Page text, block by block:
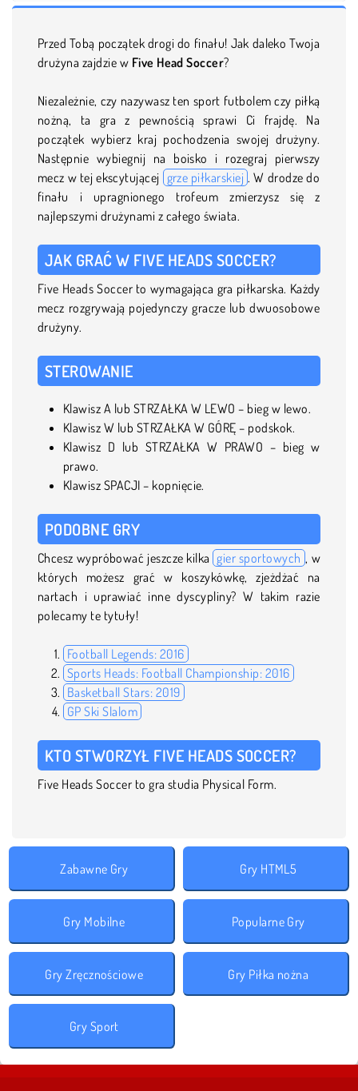
Przed Tobą początek drogi do finału! Jak daleko Twoja
drużyna zajdzie w Five Head Soccer?
Niezależnie, czy nazywasz ten sport futbolem czy piłką
nożną, ta gra z pewnością sprawi Ci frajdę. Na
początek wybierz kraj pochodzenia swojej drużyny.
Następnie wybiegnij na boisko i rozegraj pierwszy
mecz w tej ekscytującej grze piłkarskiej . W drodze do
finału i upragnionego trofeum zmierzysz się z
najlepszymi drużynami z całego świata.
JAK GRAĆ W FIVE HEADS SOCCER?
Five Heads Soccer to wymagająca gra piłkarska. Każdy
mecz rozgrywają pojedynczy gracze lub dwuosobowe
drużyny.
STEROWANIE
Klawisz A lub STRZAŁKA W LEWO – bieg w lewo.
Klawisz W lub STRZAŁKA W GÓRĘ – podskok.
Klawisz D lub STRZAŁKA W PRAWO – bieg w
prawo.
Klawisz SPACJI – kopnięcie.
PODOBNE GRY
Chcesz wypróbować jeszcze kilka gier sportowych , w
których możesz grać w koszykówkę, zjeżdżać na
nartach i uprawiać inne dyscypliny? W takim razie
polecamy te tytuły!
Football Legends: 2016
Sports Heads: Football Championship: 2016
Basketball Stars: 2019
GP Ski Slalom
KTO STWORZYŁ FIVE HEADS SOCCER?
Five Heads Soccer to gra studia Physical Form.
Zabawne Gry Gry HTML5
Gry Mobilne Popularne Gry
Gry Zręcznościowe Gry Piłka nożna
Gry Sport